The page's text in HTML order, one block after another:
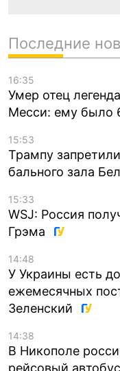
Последние
16:35
Умер отец
Месси: ему было
15:53
Трампу
бального зала
15:33
WSJ: Россия
Грэма
14:48
У Украины есть
ежемесячных
Зеленский
14:38
В Никополе
рейсовый